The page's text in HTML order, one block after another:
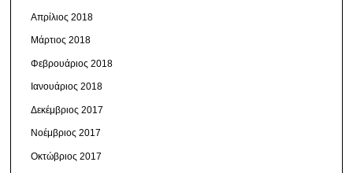
Απρίλιος 2018
Μάρτιος 2018
Φεβρουάριος 2018
Ιανουάριος 2018
Δεκέμβριος 2017
Νοέμβριος 2017
Οκτώβριος 2017